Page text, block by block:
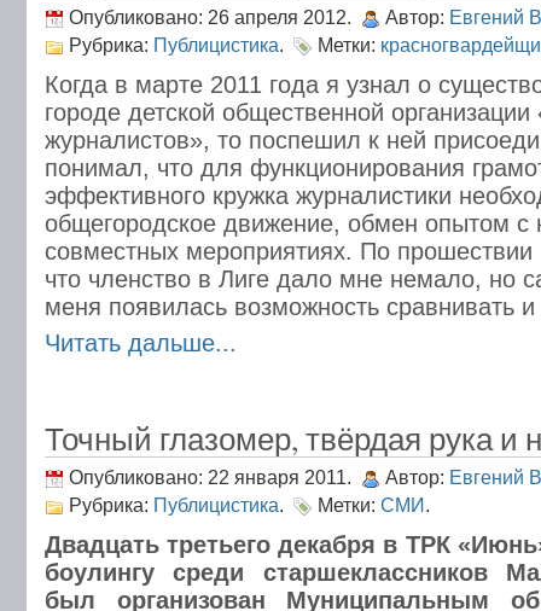
Опубликовано: 26 апреля 2012. Автор: Евгений
Рубрика: Публицистика. Метки:
Когда в марте 2011 года я узнал о
городе детской общественной
журналистов», то поспешил к ней
понимал, что для функционирования
эффективного кружка журналистики
общегородское движение, обмен опытом с
совместных мероприятиях. По прошествии
что членство в Лиге дало мне немало, но
меня появилась возможность сравнивать
Читать дальше...
Точный глазомер, твёрдая рука и
Опубликовано: 22 января 2011. Автор: Евгений
Рубрика: Публицистика. Метки: СМИ.
Двадцать третьего декабря в ТРК
боулингу среди старшеклассников
был организован Муниципальным